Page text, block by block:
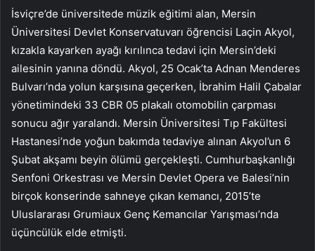
İsviçre’de üniversitede müzik eğitimi alan, Mersin
Üniversitesi Devlet Konservatuvarı öğrencisi Laçin Akyol,
kızakla kayarken ayağı kırılınca tedavi için Mersin’deki
ailesinin yanına döndü. Akyol, 25 Ocak’ta Adnan Menderes
Bulvarı’nda yolun karşısına geçerken, İbrahim Halil Çabalar
yönetimindeki 33 CBR 05 plakalı otomobilin çarpması
sonucu ağır yaralandı. Mersin Üniversitesi Tıp Fakültesi
Hastanesi’nde yoğun bakımda tedaviye alınan Akyol’un 6
Şubat akşamı beyin ölümü gerçekleşti. Cumhurbaşkanlığı
Senfoni Orkestrası ve Mersin Devlet Opera ve Balesi’nin
birçok konserinde sahneye çıkan kemancı, 2015’te
Uluslararası Grumiaux Genç Kemancılar Yarışması’nda
üçüncülük elde etmişti.